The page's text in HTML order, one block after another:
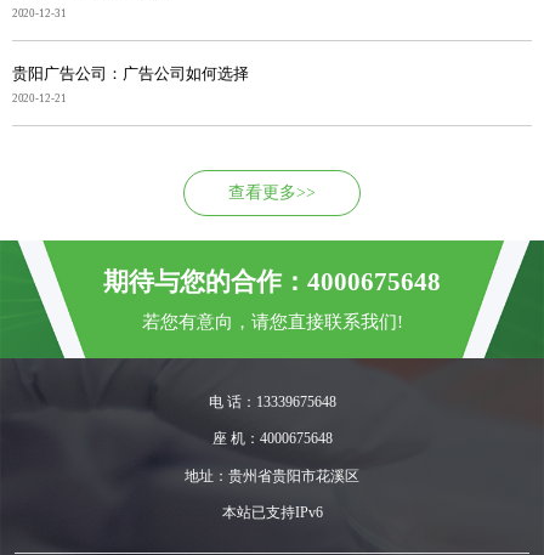
2020-12-31
贵阳广告公司：广告公司如何选择
2020-12-21
查看更多>>
期待与您的合作：4000675648
若您有意向，请您直接联系我们!
电 话：13339675648
座 机：4000675648
地址：贵州省贵阳市花溪区
本站已支持IPv6